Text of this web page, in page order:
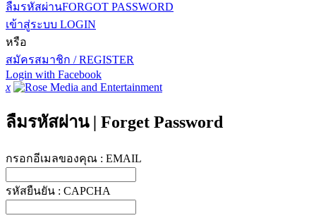
ลืมรหัสผ่านFORGOT PASSWORD
เข้าสู่ระบบ LOGIN
หรือ
สมัครสมาชิก / REGISTER
Login with Facebook
x
ลืมรหัสผ่าน | Forget Password
กรอกอีเมลของคุณ : EMAIL
รหัสยืนยัน : CAPCHA